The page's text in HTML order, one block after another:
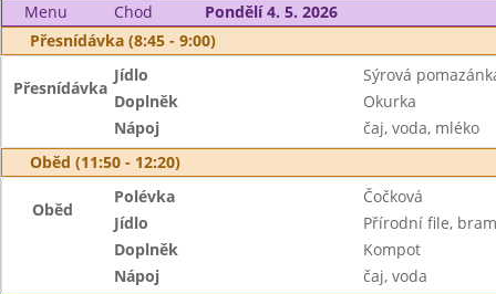
Menu Chod
Pondělí 4. 5. 2026
Přesnídávka (8:45 - 9:00)
Přesnídávka
Jídlo
Sýrová
Doplněk
Okurka
Nápoj
čaj, voda, mléko
Oběd (11:50 - 12:20)
Oběd
Polévka
Čočková
Jídlo
Přírodní file,
Doplněk
Kompot
Nápoj
čaj, voda